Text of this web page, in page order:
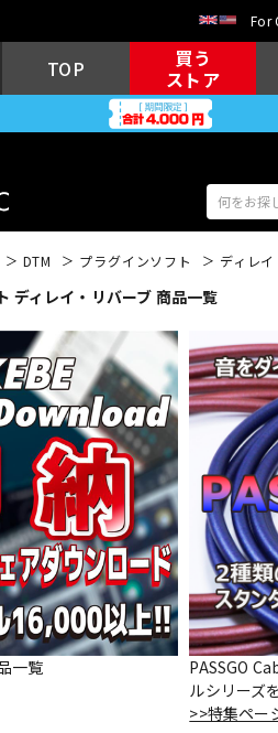
For
TOP
買う
ストア
キギター アコギ/エ
ボード 電子ピア
器 DTM
ヴィンテ
DTM プラグインソフト ディレ
ディレイ・リバーブ 商品一覧
一覧
PASSGO
ルシリーズ
>>特集ペー